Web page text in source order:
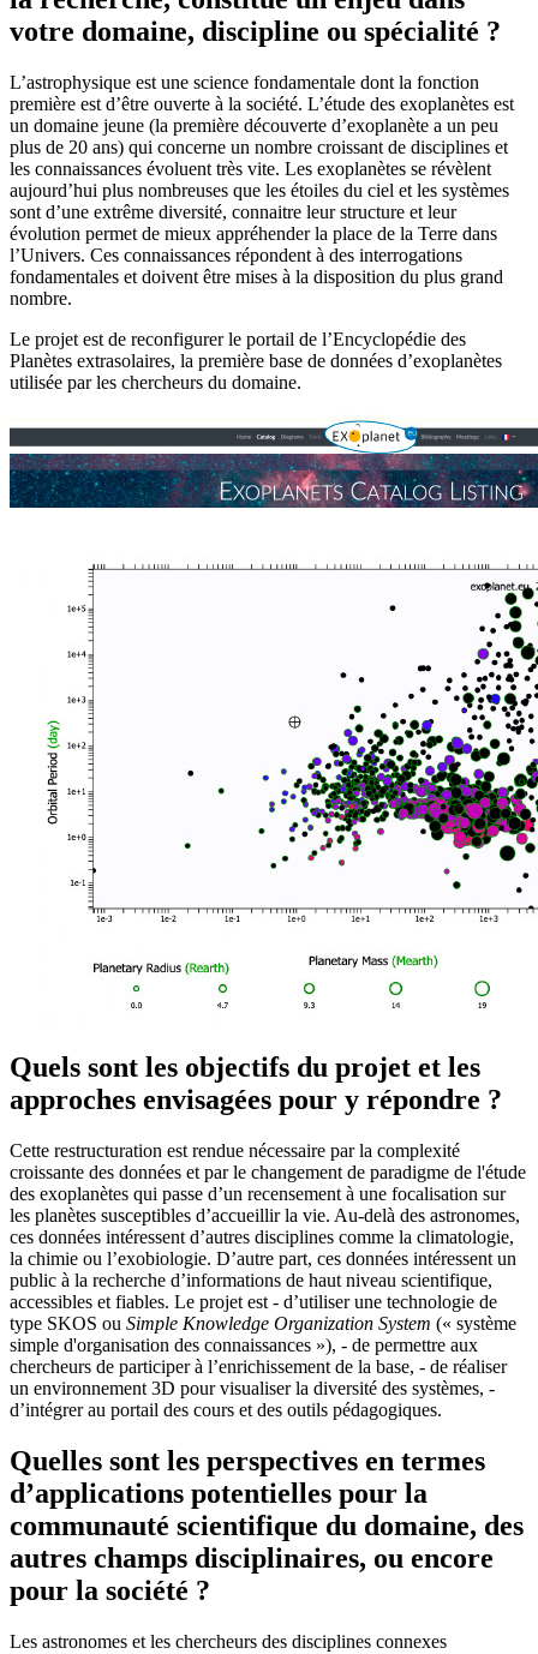
votre domaine, discipline ou spécialité ?
L’astrophysique est une science fondamentale dont la fonction
première est d’être ouverte à la société. L’étude des exoplanètes est
un domaine jeune (la première découverte d’exoplanète a un peu
plus de 20 ans) qui concerne un nombre croissant de disciplines et
les connaissances évoluent très vite. Les exoplanètes se révèlent
aujourd’hui plus nombreuses que les étoiles du ciel et les systèmes
sont d’une extrême diversité, connaitre leur structure et leur
évolution permet de mieux appréhender la place de la Terre dans
l’Univers. Ces connaissances répondent à des interrogations
fondamentales et doivent être mises à la disposition du plus grand
nombre.
Le projet est de reconfigurer le portail de l’Encyclopédie des
Planètes extrasolaires, la première base de données d’exoplanètes
utilisée par les chercheurs du domaine.
Quels sont les objectifs du projet et les
approches envisagées pour y répondre ?
Cette restructuration est rendue nécessaire par la complexité
croissante des données et par le changement de paradigme de l'étude
des exoplanètes qui passe d’un recensement à une focalisation sur
les planètes susceptibles d’accueillir la vie. Au-delà des astronomes,
ces données intéressent d’autres disciplines comme la climatologie,
la chimie ou l’exobiologie. D’autre part, ces données intéressent un
public à la recherche d’informations de haut niveau scientifique,
accessibles et fiables. Le projet est - d’utiliser une technologie de
type SKOS ou Simple Knowledge Organization System (« système
simple d'organisation des connaissances »), - de permettre aux
chercheurs de participer à l’enrichissement de la base, - de réaliser
un environnement 3D pour visualiser la diversité des systèmes, -
d’intégrer au portail des cours et des outils pédagogiques.
Quelles sont les perspectives en termes
d’applications potentielles pour la
communauté scientifique du domaine, des
autres champs disciplinaires, ou encore
pour la société ?
Les astronomes et les chercheurs des disciplines connexes